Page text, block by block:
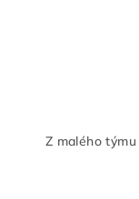
Z malého